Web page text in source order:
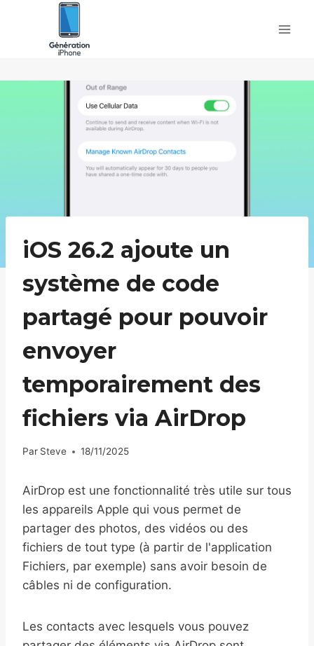
iOS 26.2 ajoute un
système de code
partagé pour pouvoir
envoyer
temporairement des
fichiers via AirDrop
Par Steve 18/11/2025
AirDrop est une fonctionnalité très utile sur tous
les appareils Apple qui vous permet de
partager des photos, des vidéos ou des
fichiers de tout type (à partir de l'application
Fichiers, par exemple) sans avoir besoin de
câbles ni de configuration.
Les contacts avec lesquels vous pouvez